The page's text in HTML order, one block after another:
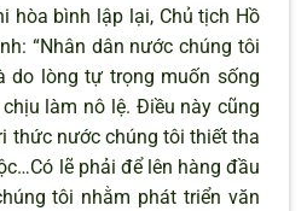
hòa bình lập lại, Chủ tịch Hồ
“Nhân dân nước chúng tôi
do lòng tự trọng muốn sống
làm nô lệ. Điều này cũng
thức nước chúng tôi thiết tha
lẽ phải để lên hàng đầu
tôi nhằm phát triển văn